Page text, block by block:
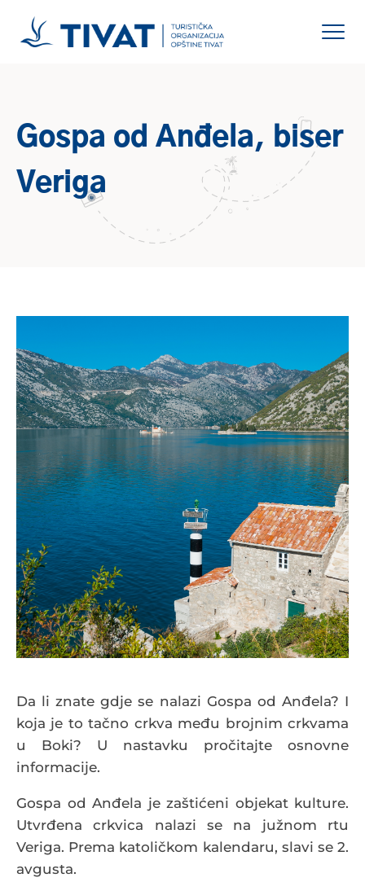
Gospa od Anđela, biser
Veriga
Da li znate gdje se nalazi Gospa od Anđela? I
koja je to tačno crkva među brojnim crkvama
u Boki? U nastavku pročitajte osnovne
informacije.
Gospa od Anđela je zaštićeni objekat kulture.
Utvrđena crkvica nalazi se na južnom rtu
Veriga. Prema katoličkom kalendaru, slavi se 2.
avgusta.